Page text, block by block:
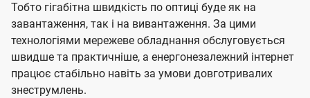
Тобто гігабітна швидкість по оптиці буде як на
завантаження, так і на вивантаження. За цими
технологіями мережеве обладнання обслуговується
швидше та практичніше, а енергонезалежний інтернет
працює стабільно навіть за умови довготривалих
знеструмлень.